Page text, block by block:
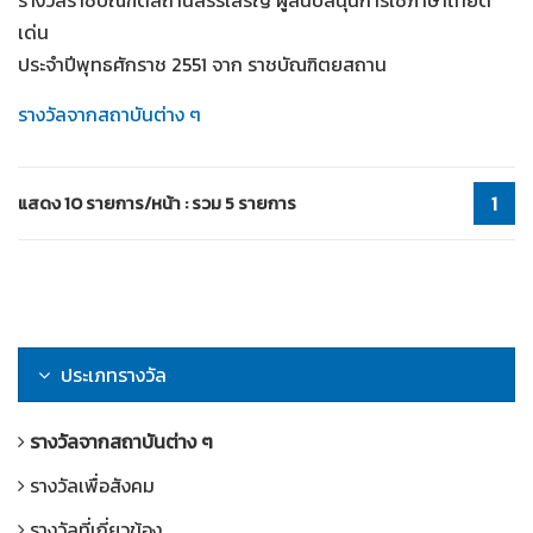
เด่น
ประจำปีพุทธศักราช 2551 จาก ราชบัณฑิตยสถาน
รางวัลจากสถาบันต่าง ๆ
แสดง 10 รายการ/หน้า : รวม 5 รายการ 1
ประเภทรางวัล
รางวัลจากสถาบันต่าง ๆ
รางวัลเพื่อสังคม